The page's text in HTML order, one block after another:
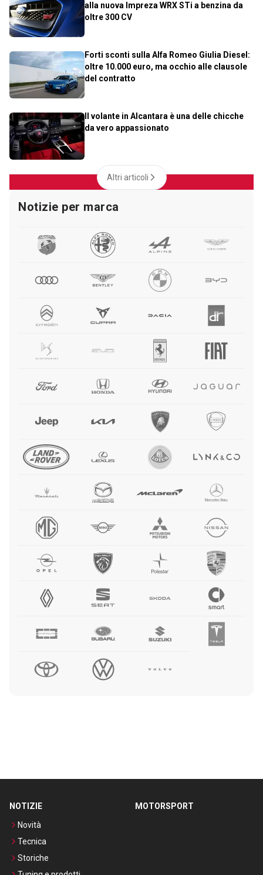
alla nuova Impreza WRX STi a benzina da
oltre 300 CV
Forti sconti sulla Alfa Romeo Giulia Diesel:
oltre 10.000 euro, ma occhio alle clausole
del contratto
Il volante in Alcantara è una delle chicche
da vero appassionato
Altri articoli
Notizie per marca
NOTIZIE
Novità
Tecnica
Storiche
MOTORSPORT